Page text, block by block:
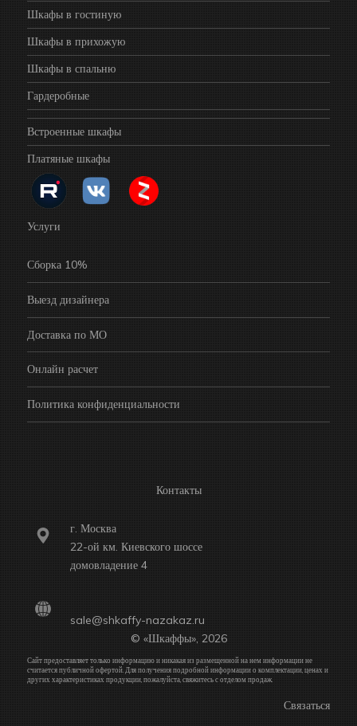
Шкафы в гостиную
Шкафы в прихожую
Шкафы в спальню
Гардеробные
Встроенные шкафы
Платяные шкафы
Услуги
Сборка 10%
Выезд дизайнера
Доставка по МО
Онлайн расчет
Политика конфиденциальности
Контакты
г. Москва
22-ой км. Киевского шоссе
домовладение 4
sale@shkaffy-nazakaz.ru
© «Шкаффы», 2026
Сайт предоставляет только информацию и никакая из размещенной на нем информации не
считается публичной офертой. Для получения подробной информации о комплектации, ценах и
других характеристиках продукции, пожалуйста, свяжитесь с отделом продаж.
Связаться